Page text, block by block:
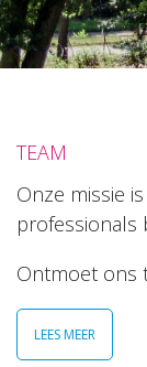
TEAM
Onze missie
professionals
Ontmoet ons
LEES MEER